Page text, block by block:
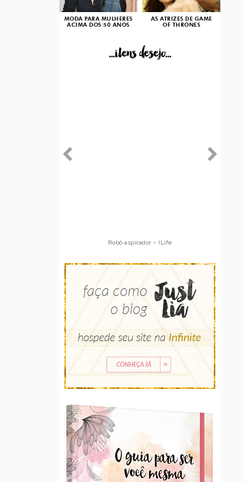
MODA PARA MULHERES
ACIMA DOS 50 ANOS
AS ATRIZES DE GAME
OF THRONES
...itens desejo...
Robô aspirador – Multilaser